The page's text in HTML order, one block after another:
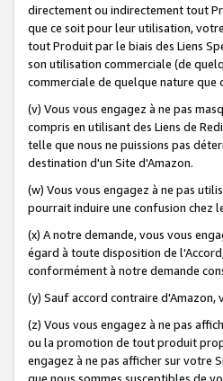
directement ou indirectement tout
que ce soit pour leur utilisation,
tout Produit par le biais des Liens
son utilisation commerciale (de
commerciale de quelque nature que
(v) Vous vous engagez à ne pas
compris en utilisant des Liens de
telle que nous ne puissions pas
destination d'un Site d'Amazon.
(w) Vous vous engagez à ne pas
pourrait induire une confusion chez
(x) A notre demande, vous vous
égard à toute disposition de
conformément à notre demande
(y) Sauf accord contraire
(z) Vous vous engagez à ne pas
ou la promotion de tout produit
engagez à ne pas afficher sur votre
que nous sommes susceptibles de